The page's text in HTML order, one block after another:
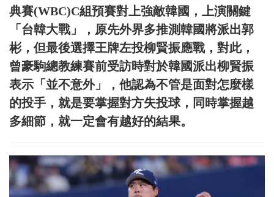
典賽(WBC)C組預賽對上強敵韓國，上演關鍵
「台韓大戰」，原先外界多推測韓國將派出郭
彬，但最後選擇王牌左投柳賢振應戰，對此，
曾豪駒總教練賽前受訪時對於韓國派出柳賢振
表示「並不意外」，他認為不管是面對怎麼樣
的投手，就是要掌握對方失投球，同時掌握越
多細節，就一定會有越好的結果。